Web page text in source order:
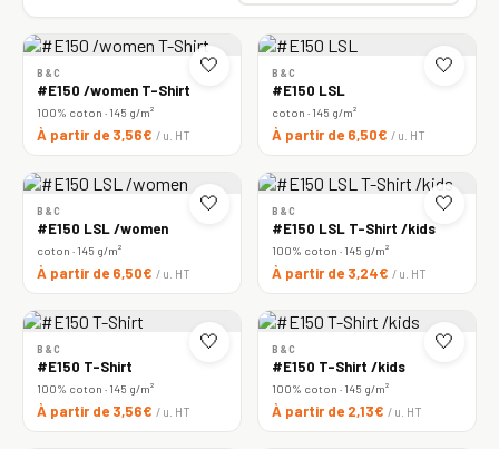
🤍
B&C
#E150 /women T-Shirt
100% coton · 145 g/m²
À partir de 3,56€ / u. HT
🤍
B&C
#E150 LSL
coton · 145 g/m²
À partir de 6,50€ / u. HT
🤍
B&C
#E150 LSL /women
coton · 145 g/m²
À partir de 6,50€ / u. HT
🤍
B&C
#E150 LSL T-Shirt /kids
100% coton · 145 g/m²
À partir de 3,24€ / u. HT
🤍
B&C
#E150 T-Shirt
100% coton · 145 g/m²
À partir de 3,56€ / u. HT
🤍
B&C
#E150 T-Shirt /kids
100% coton · 145 g/m²
À partir de 2,13€ / u. HT